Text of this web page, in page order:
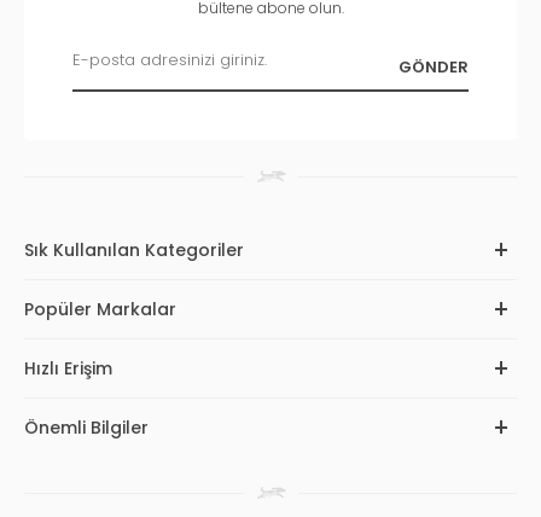
bültene abone olun.
Sık Kullanılan Kategoriler
Popüler Markalar
Hızlı Erişim
Önemli Bilgiler